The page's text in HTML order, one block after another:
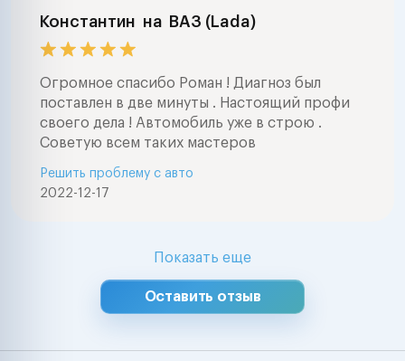
Константин на ВАЗ (Lada)
Огромное спасибо Роман ! Диагноз был
поставлен в две минуты . Настоящий профи
своего дела ! Автомобиль уже в строю .
Советую всем таких мастеров
2022-12-17
Решить проблему с авто
Показать еще
Оставить отзыв